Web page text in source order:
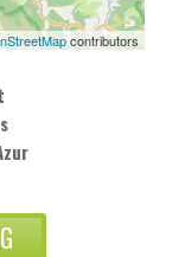
contributors